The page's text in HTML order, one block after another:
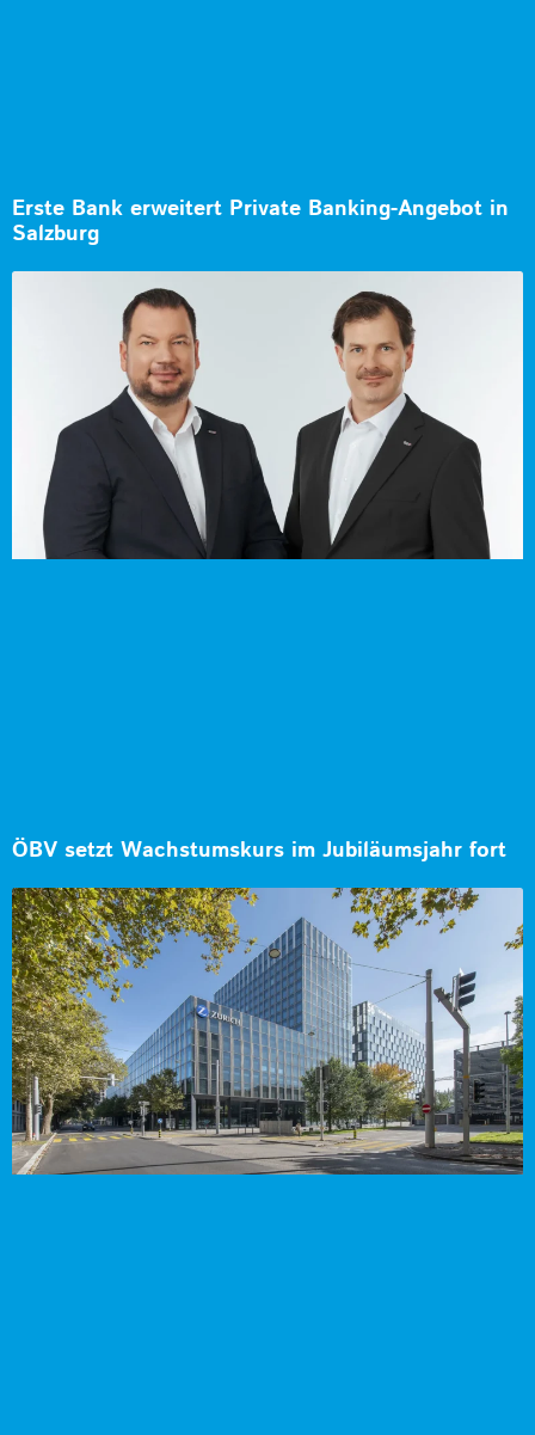
Erste Bank erweitert Private Banking-Angebot in
Salzburg
ÖBV setzt Wachstumskurs im Jubiläumsjahr fort